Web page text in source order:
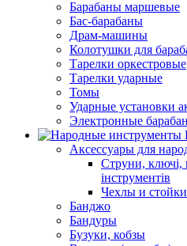
Барабаны маршевые
Бас-барабаны
Драм-машины
Колотушки для
Тарелки оркестровые
Тарелки ударные
Томы
Ударные установки
Электронные
Аксессуары для
Струни, ключі,
інструментів
Чехлы и
Банджо
Бандуры
Бузуки, кобзы